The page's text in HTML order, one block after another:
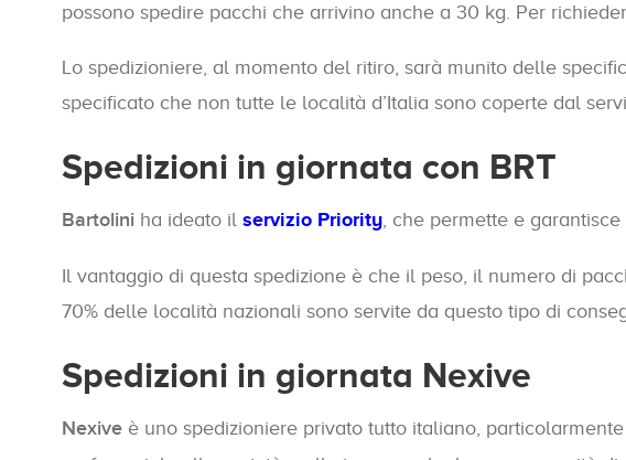
possono spedire pacchi che arrivino anche a 30 kg. Per
Lo spedizioniere, al momento del ritiro, sarà munito delle
specificato che non tutte le località d’Italia sono coperte dal
Spedizioni in giornata con BRT
Bartolini ha ideato il servizio Priority, che permette e
Il vantaggio di questa spedizione è che il peso, il numero di
70% delle località nazionali sono servite da questo tipo di
Spedizioni in giornata Nexive
Nexive è uno spedizioniere privato tutto italiano,